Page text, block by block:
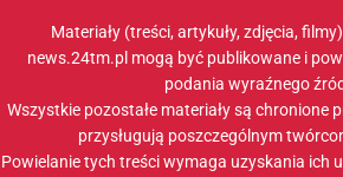
Materiały (treści, artykuły, zdjęcia,
news.24tm.pl mogą być publikowane i
podania wyraźnego
Wszystkie pozostałe materiały są chronione
przysługują poszczególnym
Powielanie tych treści wymaga uzyskania ich